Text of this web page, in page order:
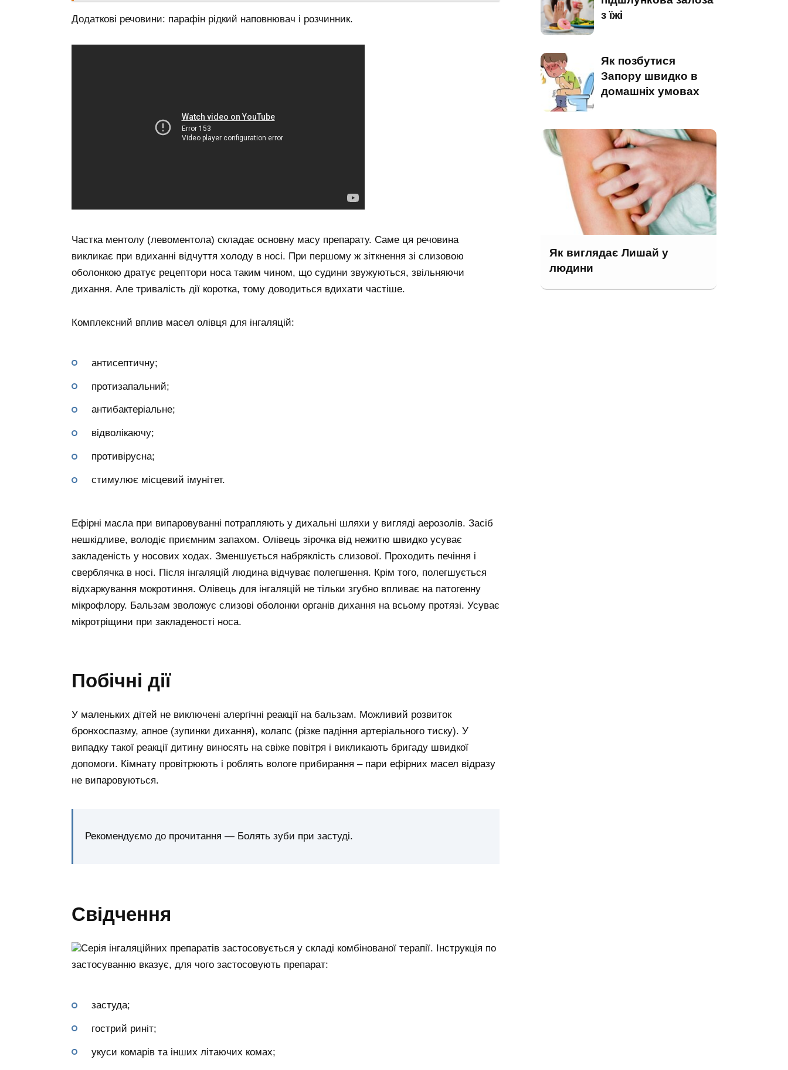
Додаткові речовини: парафін рідкий наповнювач і розчинник.
Частка ментолу (левоментола) складає основну масу препарату. Саме ця речовина
викликає при вдиханні відчуття холоду в носі. При першому ж зіткнення зі слизовою
оболонкою дратує рецептори носа таким чином, що судини звужуються, звільняючи
дихання. Але тривалість дії коротка, тому доводиться вдихати частіше.
Комплексний вплив масел олівця для інгаляцій:
антисептичну;
протизапальний;
антибактеріальне;
відволікаючу;
противірусна;
стимулює місцевий імунітет.
Ефірні масла при випаровуванні потрапляють у дихальні шляхи у вигляді аерозолів. Засіб
нешкідливе, володіє приємним запахом. Олівець зірочка від нежитю швидко усуває
закладеність у носових ходах. Зменшується набряклість слизової. Проходить печіння і
сверблячка в носі. Після інгаляцій людина відчуває полегшення. Крім того, полегшується
відхаркування мокротиння. Олівець для інгаляцій не тільки згубно впливає на патогенну
мікрофлору. Бальзам зволожує слизові оболонки органів дихання на всьому протязі. Усуває
мікротріщини при закладеності носа.
Побічні дії
У маленьких дітей не виключені алергічні реакції на бальзам. Можливий розвиток
бронхоспазму, апное (зупинки дихання), колапс (різке падіння артеріального тиску). У
випадку такої реакції дитину виносять на свіже повітря і викликають бригаду швидкої
допомоги. Кімнату провітрюють і роблять вологе прибирання – пари ефірних масел відразу
не випаровуються.
Рекомендуємо до прочитання — Болять зуби при застуді.
Свідчення
Серія інгаляційних препаратів застосовується у складі комбінованої терапії. Інструкція по
застосуванню вказує, для чого застосовують препарат:
застуда;
гострий риніт;
укуси комарів та інших літаючих комах;
з їжі
Як позбутися
Запору швидко в
домашніх умовах
Як виглядає Лишай у
людини